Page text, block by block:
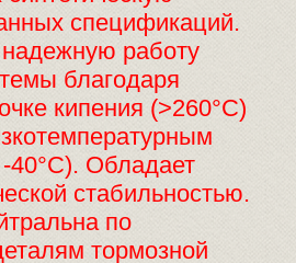
спецификаций.
работу
благодаря
кипения (>260°С)
40°С). Обладает
стабильностью.
по
тормозной